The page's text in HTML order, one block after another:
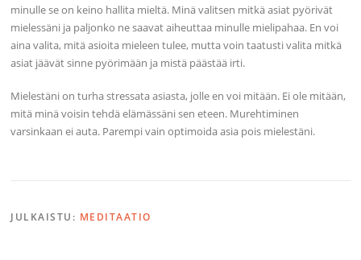
minulle se on keino hallita mieltä. Minä valitsen mitkä asiat pyörivät
mielessäni ja paljonko ne saavat aiheuttaa minulle mielipahaa. En voi
aina valita, mitä asioita mieleen tulee, mutta voin taatusti valita mitkä
asiat jäävät sinne pyörimään ja mistä päästää irti.
Mielestäni on turha stressata asiasta, jolle en voi mitään. Ei ole mitään,
mitä minä voisin tehdä elämässäni sen eteen. Murehtiminen
varsinkaan ei auta. Parempi vain optimoida asia pois mielestäni.
JULKAISTU: MEDITAATIO